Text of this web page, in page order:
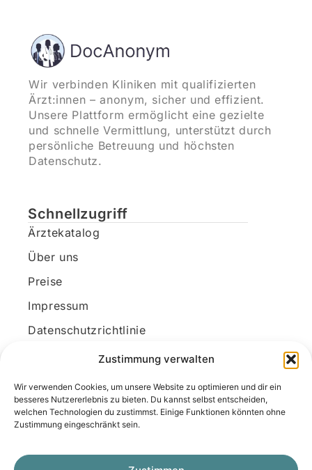
Zustimmung verwalten
Wir verwenden Cookies, um unsere Website zu optimieren und dir ein
besseres Nutzererlebnis zu bieten. Du kannst selbst entscheiden,
welchen Technologien du zustimmst. Einige Funktionen könnten ohne
Zustimmung eingeschränkt sein.
Wir verbinden Kliniken mit qualifizierten
Ärzt:innen – anonym, sicher und effizient.
Unsere Plattform ermöglicht eine gezielte
und schnelle Vermittlung, unterstützt durch
persönliche Betreuung und höchsten
Datenschutz.
Schnellzugriff
Ärztekatalog
Über uns
Preise
Impressum
Datenschutzrichtlinie
Kundenkonto
Unsere Kontaktdaten
E-Mail: kontakt@docanonym.com